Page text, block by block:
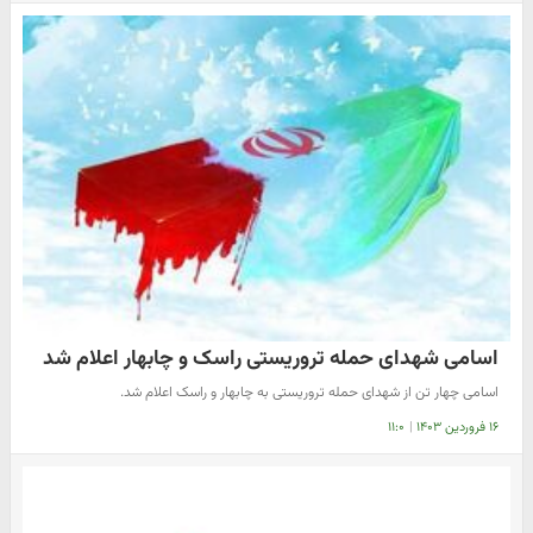
اسامی شهدای حمله تروریستی راسک و چابهار اعلام شد
اسامی چهار تن از شهدای حمله تروریستی به چابهار و راسک اعلام شد.
۱۶ فروردین ۱۴۰۳ | ۱۱:۰